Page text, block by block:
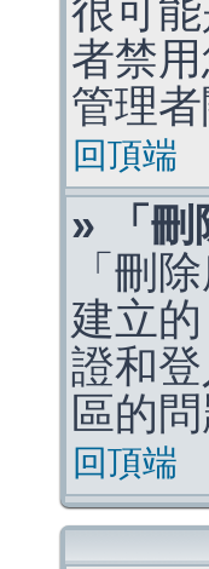
很可
者禁
管理
回頂端
» 「刪
「刪
建立
證和
區的
回頂端